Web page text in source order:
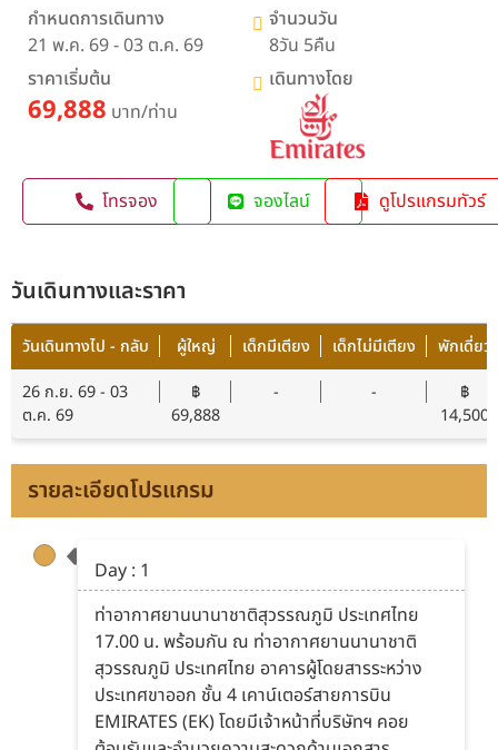
กำหนดการเดินทาง
21 พ.ค. 69 - 03 ต.ค. 69
จำนวนวัน
8วัน 5คืน
ราคาเริ่มต้น
69,888 บาท/ท่าน
เดินทางโดย
โทรจอง จองไลน์ ดูโปรแกรมทัวร์
วันเดินทางและราคา
วันเดินทางไป - กลับ ผู้ใหญ่ เด็กมีเตียง เด็กไม่มีเตียง
พักเดี่ยว
26 ก.ย. 69 - 03
ต.ค. 69
฿
69,888
- -
฿
14,500
รายละเอียดโปรแกรม
Day : 1
ท่าอากาศยานนานาชาติสุวรรณภูมิ ประเทศไทย
17.00 น. พร้อมกัน ณ ท่าอากาศยานนานาชาติ
สุวรรณภูมิ ประเทศไทย อาคารผู้โดยสารระหว่าง
ประเทศขาออก ชั้น 4 เคาน์เตอร์สายการบิน
EMIRATES (EK) โดยมีเจ้าหน้าที่บริษัทฯ คอย